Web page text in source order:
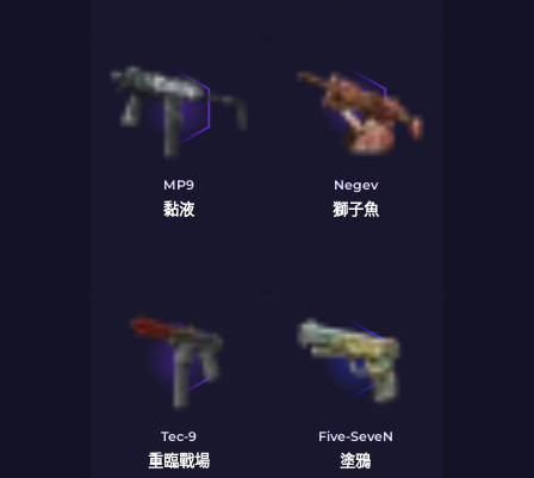
MP9
黏液
Negev
獅子魚
Tec-9
重臨戰場
Five-SeveN
塗鴉